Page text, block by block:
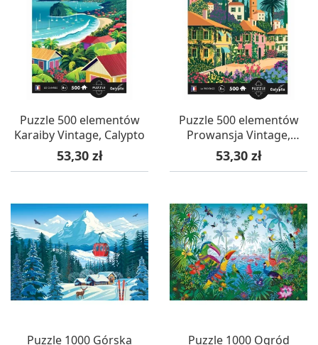
Puzzle 500 elementów
Karaiby Vintage, Calypto
Cena
53,30 zł
Puzzle 500 elementów
Prowansja Vintage,
Calypto
Cena
53,30 zł
Puzzle 1000 Górska
Puzzle 1000 Ogród